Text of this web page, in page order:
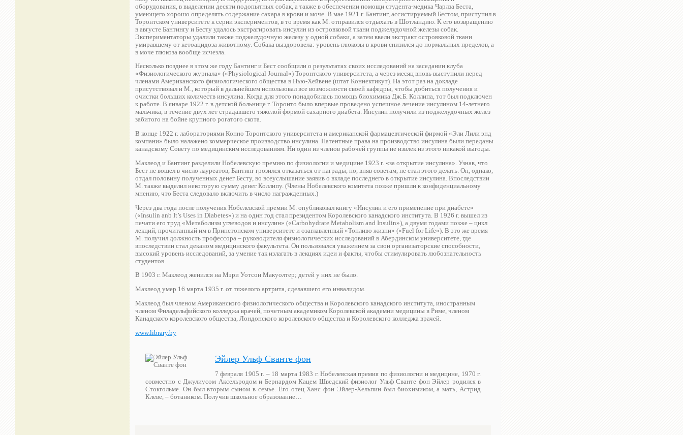
оборудования, в выделении десяти подопытных собак, а также в обеспечении помощи студента-медика Чарлза Беста,
умеющего хорошо определять содержание сахара в крови и моче. В мае 1921 г. Бантинг, ассистируемый Бестом, приступил в
Торонтском университете к серии экспериментов, в то время как М. отправился отдыхать в Шотландию. К его возвращению
в августе Бантингу и Бесту удалось экстрагировать инсулин из островковой ткани поджелудочной железы собак.
Экспериментаторы удалили также поджелудочную железу у одной собаки, а затем ввели экстракт островковой ткани
умиравшему от кетоацидоза животному. Собака выздоровела: уровень глюкозы в крови снизился до нормальных пределов, а
в моче глюкоза вообще исчезла.
Несколько позднее в этом же году Бантинг и Бест сообщили о результатах своих исследований на заседании клуба
«Физиологического журнала» («Physiological Journal») Торонтского университета, а через месяц вновь выступили перед
членами Американского физиологического общества в Нью-Хейвене (штат Коннектикут). На этот раз на докладе
присутствовал и М., который в дальнейшем использовал все возможности своей кафедры, чтобы добиться получения и
очистки больших количеств инсулина. Когда для этого понадобилась помощь биохимика Дж.Б. Коллипа, тот был подключен
к работе. В январе 1922 г. в детской больнице г. Торонто было впервые проведено успешное лечение инсулином 14-летнего
мальчика, в течение двух лет страдавшего тяжелой формой сахарного диабета. Инсулин получили из поджелудочных желез
забитого на бойне крупного рогатого скота.
В конце 1922 г. лабораториями Конно Торонтского университета и американской фармацевтической фирмой «Эли Лили энд
компани» было налажено коммерческое производство инсулина. Патентные права на производство инсулина были переданы
канадскому Совету по медицинским исследованиям. Ни один из членов рабочей группы не извлек из этого никакой выгоды.
Маклеод и Бантинг разделили Нобелевскую премию по физиологии и медицине 1923 г. «за открытие инсулина». Узнав, что
Бест не вошел в число лауреатов, Бантинг грозился отказаться от награды, но, вняв советам, не стал этого делать. Он, однако,
отдал половину полученных денег Бесту, во всеуслышание заявив о вкладе последнего в открытие инсулина. Впоследствии
М. также выделил некоторую сумму денег Коллипу. (Члены Нобелевского комитета позже пришли к конфиденциальному
мнению, что Беста следовало включить в число награжденных.)
Через два года после получения Нобелевской премии М. опубликовал книгу «Инсулин и его применение при диабете»
(«Insulin anb It’s Uses in Diabetes») и на один год стал президентом Королевского канадского института. В 1926 г. вышел из
печати его труд «Метаболизм углеводов и инсулин» («Carbohydrate Metabolism and Insulin»), а двумя годами позже – цикл
лекций, прочитанный им в Принстонском университете и озаглавленный «Топливо жизни» («Fuel for Life»). В это же время
М. получил должность профессора – руководителя физиологических исследований в Абердинском университете, где
впоследствии стал деканом медицинского факультета. Он пользовался уважением за свои организаторские способности,
высокий уровень исследований, за умение так излагать в лекциях идеи и факты, чтобы стимулировать любознательность
студентов.
В 1903 г. Маклеод женился на Мэри Уотсон Макуолтер; детей у них не было.
Маклеод умер 16 марта 1935 г. от тяжелого артрита, сделавшего его инвалидом.
Маклеод был членом Американского физиологического общества и Королевского канадского института, иностранным
членом Филадельфийского колледжа врачей, почетным академиком Королевской академии медицины в Риме, членом
Канадского королевского общества, Лондонского королевского общества и Королевского колледжа врачей.
www.library.by
Эйлер Ульф Сванте фон
7 февраля 1905 г. – 18 марта 1983 г. Нобелевская премия по физиологии и медицине, 1970 г.
совместно с Джулиусом Аксельродом и Бернардом Кацем Шведский физиолог Ульф Сванте фон Эйлер родился в
Стокгольме. Он был вторым сыном в семье. Его отец Ханс фон Эйлер-Хельпин был биохимиком, а мать, Астрид
Клеве, – ботаником. Получив школьное образование…